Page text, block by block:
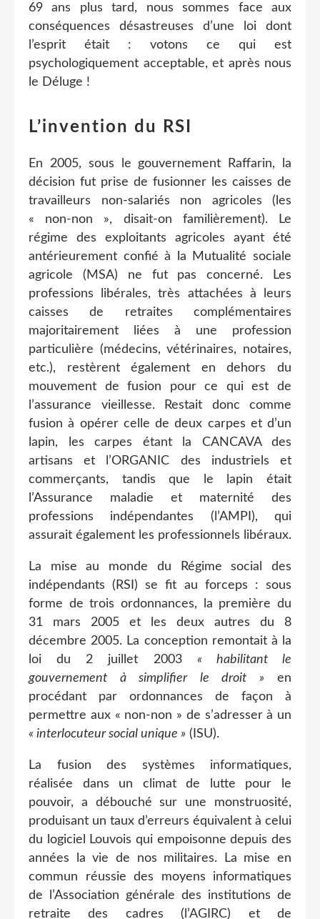
69 ans plus tard, nous sommes face aux
conséquences désastreuses d’une loi dont
l’esprit était : votons ce qui est
psychologiquement acceptable, et après nous
le Déluge !
L’invention du RSI
En 2005, sous le gouvernement Raffarin, la
décision fut prise de fusionner les caisses de
travailleurs non-salariés non agricoles (les
« non-non », disait-on familièrement). Le
régime des exploitants agricoles ayant été
antérieurement confié à la Mutualité sociale
agricole (MSA) ne fut pas concerné. Les
professions libérales, très attachées à leurs
caisses de retraites complémentaires
majoritairement liées à une profession
particulière (médecins, vétérinaires, notaires,
etc.), restèrent également en dehors du
mouvement de fusion pour ce qui est de
l’assurance vieillesse. Restait donc comme
fusion à opérer celle de deux carpes et d’un
lapin, les carpes étant la CANCAVA des
artisans et l’ORGANIC des industriels et
commerçants, tandis que le lapin était
l’Assurance maladie et maternité des
professions indépendantes (l’AMPI), qui
assurait également les professionnels libéraux.
La mise au monde du Régime social des
indépendants (RSI) se fit au forceps : sous
forme de trois ordonnances, la première du
31 mars 2005 et les deux autres du 8
décembre 2005. La conception remontait à la
loi du 2 juillet 2003 « habilitant le
gouvernement à simplifier le droit » en
procédant par ordonnances de façon à
permettre aux « non-non » de s’adresser à un
« interlocuteur social unique » (ISU).
La fusion des systèmes informatiques,
réalisée dans un climat de lutte pour le
pouvoir, a débouché sur une monstruosité,
produisant un taux d’erreurs équivalent à celui
du logiciel Louvois qui empoisonne depuis des
années la vie de nos militaires. La mise en
commun réussie des moyens informatiques
de l’Association générale des institutions de
retraite des cadres (l’AGIRC) et de